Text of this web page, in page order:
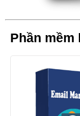
Phần mềm